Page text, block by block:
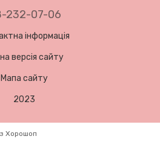
232-07-06
інформація
версія сайту
Мапа сайту
2023
Хорошоп